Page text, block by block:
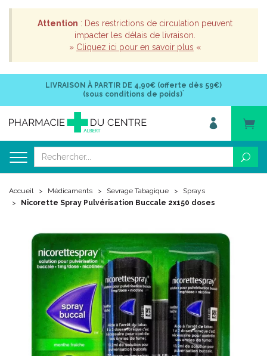
Attention : Des restrictions de circulation peuvent
impacter les délais de livraison.
» Cliquez ici pour en savoir plus «
LIVRAISON À PARTIR DE 4,90€ (offerte dès 59€)
(sous conditions de poids)*
Accueil Médicaments Sevrage Tabagique
Sprays
Nicorette Spray Pulvérisation Buccale 2x150 doses